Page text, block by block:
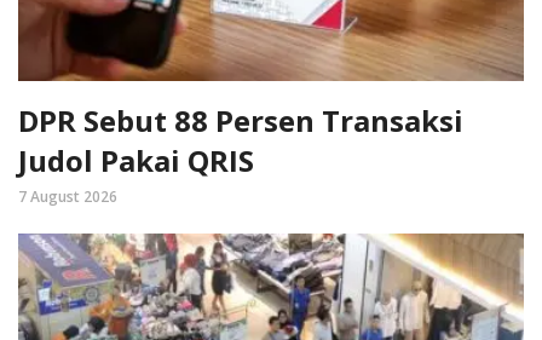
DPR Sebut 88 Persen Transaksi
Judol Pakai QRIS
7 August 2026